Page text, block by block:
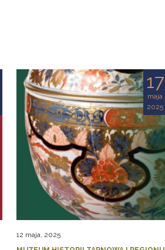
17
maja
2025
12 maja, 2025